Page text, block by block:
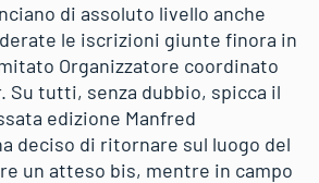
di assoluto livello anche
le iscrizioni giunte finora in
Organizzatore coordinato
Su tutti, senza dubbio, spicca il
edizione Manfred
deciso di ritornare sul luogo del
un atteso bis, mentre in campo